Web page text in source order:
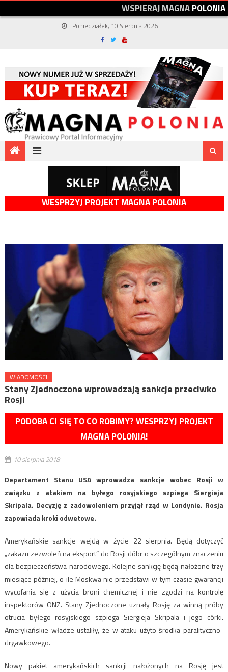
WSPIERAJMAGNAPOLONIA
Poniedziałek, 10 Sierpnia 2026
WESPRZYJ PROJEKT MAGNA POLONIA
WIADOMOŚCI
Stany Zjednoczone wprowadzają sankcje przeciwko
Rosji
PODOBA CI SIĘ TO CO ROBIMY? WESPRZYJ PROJEKT
MAGNA POLONIA!
10 sierpnia 2018
Departament Stanu USA wprowadza sankcje wobec Rosji w
związku z atakiem na byłego rosyjskiego szpiega Siergieja
Skripala. Decyzję z zadowoleniem przyjął rząd w Londynie. Rosja
zapowiada kroki odwetowe.
Amerykańskie sankcje wejdą w życie 22 sierpnia. Będą dotyczyć
„zakazu zezwoleń na eksport” do Rosji dóbr o szczególnym znaczeniu
dla bezpieczeństwa narodowego. Kolejne sankcję będą nałożone trzy
miesiące później, o ile Moskwa nie przedstawi w tym czasie gwarancji
wycofania się z użycia broni chemicznej i nie zgodzi na kontrolę
inspektorów ONZ. Stany Zjednoczone uznały Rosję za winną próby
otrucia byłego rosyjskiego szpiega Siergieja Skripala i jego córki.
Amerykańskie władze ustaliły, że w ataku użyto środka paralityczno-
drgawkowego.
Nowy pakiet amerykańskich sankcji nałożonych na Rosję jest